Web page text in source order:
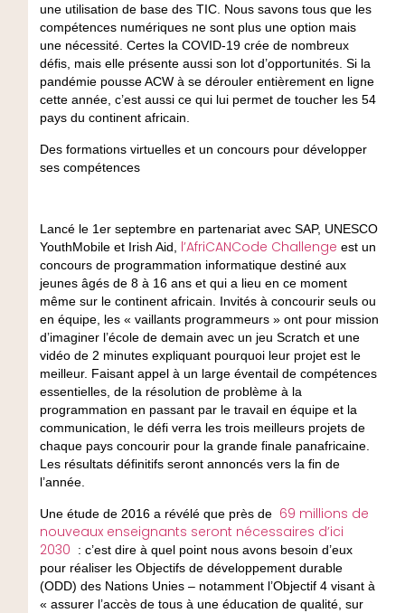
une utilisation de base des TIC. Nous savons tous que les
compétences numériques ne sont plus une option mais
une nécessité. Certes la COVID-19 crée de nombreux
défis, mais elle présente aussi son lot d’opportunités. Si la
pandémie pousse ACW à se dérouler entièrement en ligne
cette année, c’est aussi ce qui lui permet de toucher les 54
pays du continent africain.
Des formations virtuelles et un concours pour développer
ses compétences
Lancé le 1er septembre en partenariat avec SAP, UNESCO
YouthMobile et Irish Aid, l’AfriCANCode Challenge est un
concours de programmation informatique destiné aux
jeunes âgés de 8 à 16 ans et qui a lieu en ce moment
même sur le continent africain. Invités à concourir seuls ou
en équipe, les « vaillants programmeurs » ont pour mission
d’imaginer l’école de demain avec un jeu Scratch et une
vidéo de 2 minutes expliquant pourquoi leur projet est le
meilleur. Faisant appel à un large éventail de compétences
essentielles, de la résolution de problème à la
programmation en passant par le travail en équipe et la
communication, le défi verra les trois meilleurs projets de
chaque pays concourir pour la grande finale panafricaine.
Les résultats définitifs seront annoncés vers la fin de
l’année.
Une étude de 2016 a révélé que près de 69 millions de
nouveaux enseignants seront nécessaires d’ici
2030 : c’est dire à quel point nous avons besoin d’eux
pour réaliser les Objectifs de développement durable
(ODD) des Nations Unies – notamment l’Objectif 4 visant à
« assurer l’accès de tous à une éducation de qualité, sur